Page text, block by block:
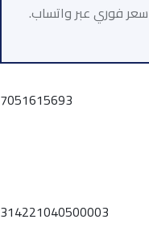
فوري عبر واتساب.
7051615693
314221040500003